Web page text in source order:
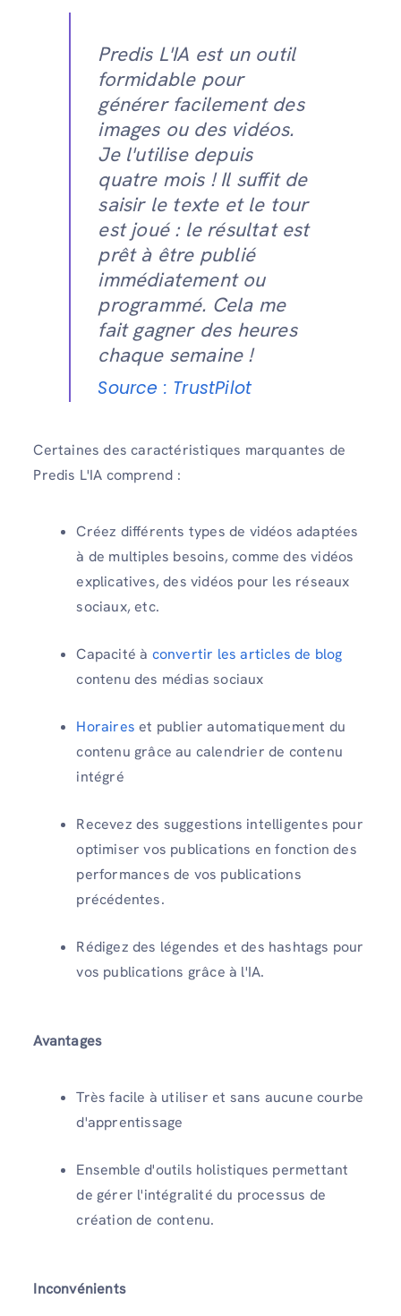
Predis L'IA est un outil
formidable pour
générer facilement des
images ou des vidéos.
Je l'utilise depuis
quatre mois ! Il suffit de
saisir le texte et le tour
est joué : le résultat est
prêt à être publié
immédiatement ou
programmé. Cela me
fait gagner des heures
chaque semaine !
Source : TrustPilot
Certaines des caractéristiques marquantes de
Predis L'IA comprend :
Créez différents types de vidéos adaptées
à de multiples besoins, comme des vidéos
explicatives, des vidéos pour les réseaux
sociaux, etc.
Capacité à convertir les articles de blog
contenu des médias sociaux
Horaireset publier automatiquement du
contenu grâce au calendrier de contenu
intégré
Recevez des suggestions intelligentes pour
optimiser vos publications en fonction des
performances de vos publications
précédentes.
Rédigez des légendes et des hashtags pour
vos publications grâce à l'IA.
Avantages
Très facile à utiliser et sans aucune courbe
d'apprentissage
Ensemble d'outils holistiques permettant
de gérer l'intégralité du processus de
création de contenu.
Inconvénients